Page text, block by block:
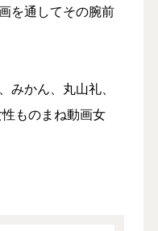
を通してその腕前
かん、丸山礼、
ものまね動画女